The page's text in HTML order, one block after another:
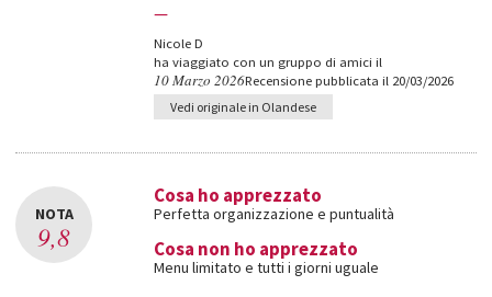
—
Nicole D
ha viaggiato con un gruppo di amici il
10 Marzo 2026Recensione pubblicata il 20/03/2026
Vedi originale in Olandese
NOTA
9,8
Cosa ho apprezzato
Perfetta organizzazione e puntualità
Cosa non ho apprezzato
Menu limitato e tutti i giorni uguale